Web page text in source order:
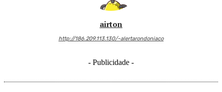
airton
http://186.209.113.130/~alertarondoniaco
- Publicidade -